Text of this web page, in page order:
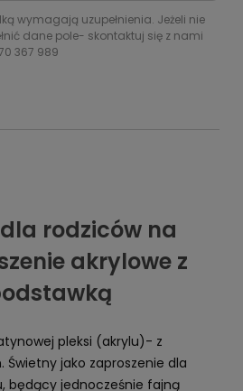
wymagają uzupełnienia. Jeżeli nie
dane pole- skontaktuj się z nami
367 989
rodziców na
akrylowe z
pleksi (akrylu)- z
jako zaproszenie dla
będący jednocześnie fajną